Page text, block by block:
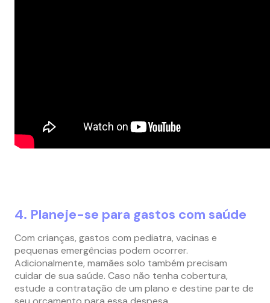
4. Planeje-se para gastos com saúde
Com crianças, gastos com pediatra, vacinas e
pequenas emergências podem ocorrer.
Adicionalmente, mamães solo também precisam
cuidar de sua saúde. Caso não tenha cobertura,
estude a contratação de um plano e destine parte de